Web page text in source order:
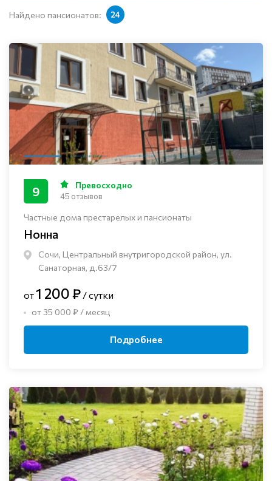
Найдено пансионатов: 24
Частные дома престарелых и пансионаты
Нонна
Сочи, Центральный внутригородской район, ул.
Санаторная, д.63/7
9 Превосходно
45 отзывов
от1 200 ₽ / сутки
от 35 000 ₽ / месяц
Подробнее